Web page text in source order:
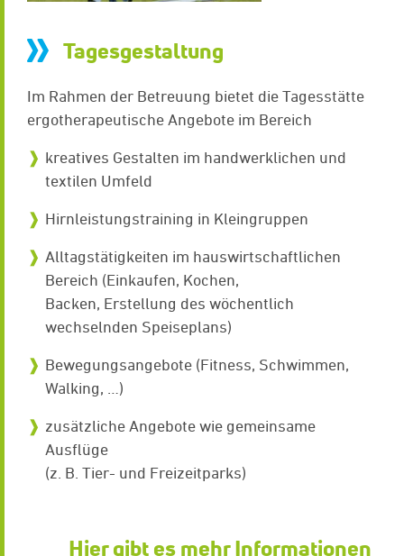
Tagesgestaltung
Im Rahmen der Betreuung bietet die Tagesstätte
ergotherapeutische Angebote im Bereich
kreatives Gestalten im handwerklichen und
textilen Umfeld
Hirnleistungstraining in Kleingruppen
Alltagstätigkeiten im hauswirtschaftlichen
Bereich (Einkaufen, Kochen,
Backen, Erstellung des wöchentlich
wechselnden Speiseplans)
Bewegungsangebote (Fitness, Schwimmen,
Walking, …)
zusätzliche Angebote wie gemeinsame
Ausflüge
(z. B. Tier- und Freizeitparks)
Hier gibt es mehr Informationen